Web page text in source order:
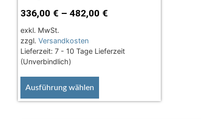
336,00 € – 482,00 €
exkl. MwSt.
zzgl. Versandkosten
Lieferzeit: 7 - 10 Tage Lieferzeit
(Unverbindlich)
Ausführung wählen